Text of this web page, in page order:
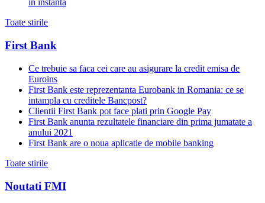
in instanta
Toate stirile
First Bank
Ce trebuie sa faca cei care au asigurare la credit emisa de
Euroins
First Bank este reprezentanta Eurobank in Romania: ce se
intampla cu creditele Bancpost?
Clientii First Bank pot face plati prin Google Pay
First Bank anunta rezultatele financiare din prima jumatate a
anului 2021
First Bank are o noua aplicatie de mobile banking
Toate stirile
Noutati FMI